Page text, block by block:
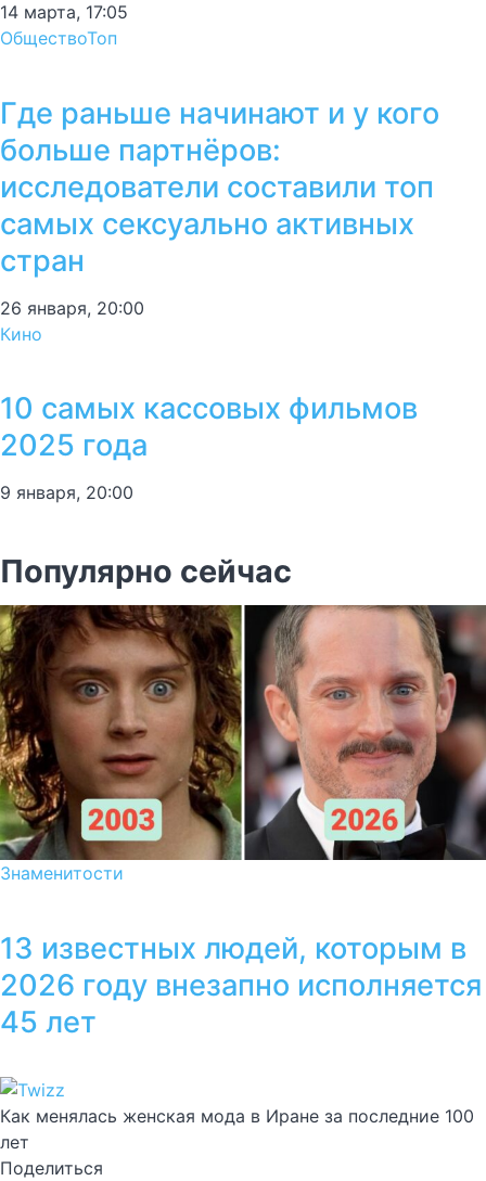
14 марта, 17:05
ОбществоТоп
Где раньше начинают и у кого
больше партнёров:
исследователи составили топ
самых сексуально активных
стран
26 января, 20:00
Кино
10 самых кассовых фильмов
2025 года
9 января, 20:00
Популярно сейчас
Знаменитости
13 известных людей, которым в
2026 году внезапно исполняется
45 лет
Как менялась женская мода в Иране за последние 100
лет
Поделиться